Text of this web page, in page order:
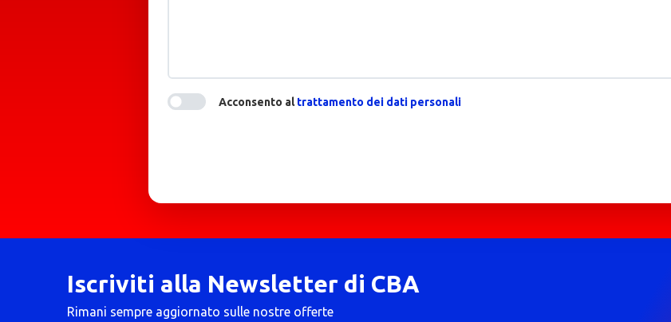
Acconsento altrattamento dei dati personali
Iscriviti alla Newsletter di CBA
Rimani sempre aggiornato sulle nostre offerte